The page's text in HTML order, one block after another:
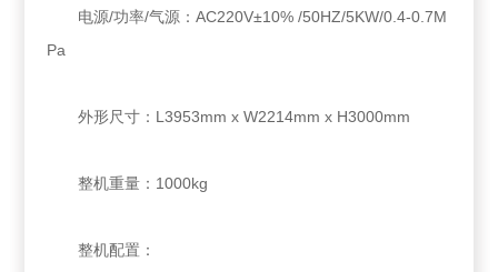
电源/功率/气源：AC220V±10% /50HZ/5KW/0.4-0.7M
Pa
外形尺寸：L3953mm x W2214mm x H3000mm
整机重量：1000kg
整机配置：